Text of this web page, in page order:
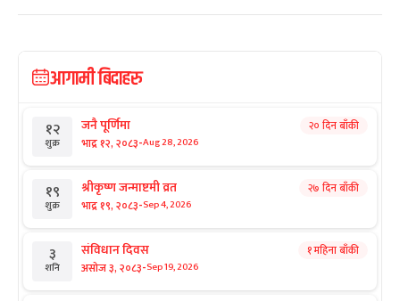
आगामी बिदाहरु
१२
शुक्र
जनै पूर्णिमा
भाद्र १२, २०८३-Aug 28, 2026
२० दिन बाँकी
१९
शुक्र
श्रीकृष्ण जन्माष्टमी व्रत
भाद्र १९, २०८३-Sep 4, 2026
२७ दिन बाँकी
३
शनि
संविधान दिवस
असोज ३, २०८३-Sep 19, 2026
१ महिना बाँकी